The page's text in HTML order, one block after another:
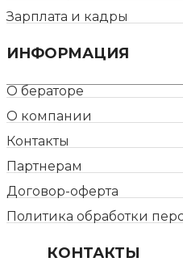
Зарплата и кадры
ИНФОРМАЦИЯ
О бераторе
О компании
Контакты
Партнерам
Договор-оферта
Политика обработки
КОНТАКТЫ